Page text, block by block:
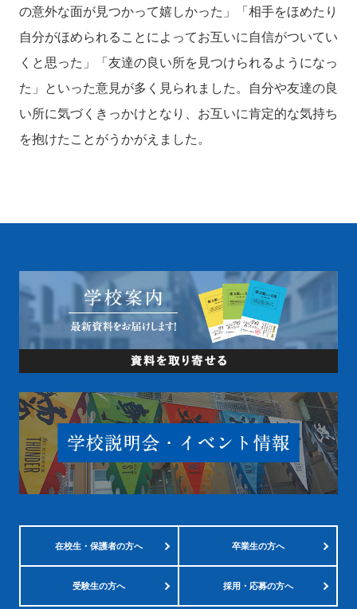
の意外な面が見つかって嬉しかった」「相手をほめたり
自分がほめられることによってお互いに自信がついてい
くと思った」「友達の良い所を見つけられるようになっ
た」といった意見が多く見られました。自分や友達の良
い所に気づくきっかけとなり、お互いに肯定的な気持ち
を抱けたことがうかがえました。
在校生・保護者の方へ 卒業生の方へ
受験生の方へ 採用・応募の方へ